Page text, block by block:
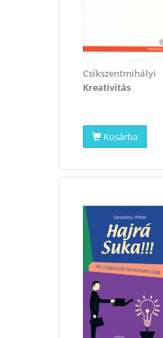
Csíkszentmihályi
Kreativitás
Kosárba